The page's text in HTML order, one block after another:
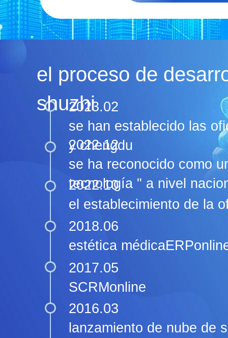
el proceso de
shuzhi
2023.02
se han establecido las
y chengdu
2022.12
se ha reconocido como
tecnología " a nivel
2022.10
el establecimiento de la
2018.06
estética
2017.05
SCRMonline
2016.03
lanzamiento de nube de